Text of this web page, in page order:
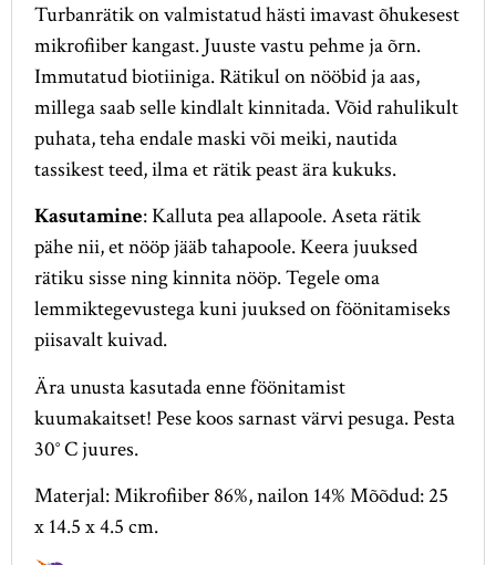
Turbanrätik on valmistatud hästi imavast õhukesest
mikrofiiber kangast. Juuste vastu pehme ja õrn.
Immutatud biotiiniga. Rätikul on nööbid ja aas,
millega saab selle kindlalt kinnitada. Võid rahulikult
puhata, teha endale maski või meiki, nautida
tassikest teed, ilma et rätik peast ära kukuks.
Kasutamine: Kalluta pea allapoole. Aseta rätik
pähe nii, et nööp jääb tahapoole. Keera juuksed
rätiku sisse ning kinnita nööp. Tegele oma
lemmiktegevustega kuni juuksed on föönitamiseks
piisavalt kuivad.
Ära unusta kasutada enne föönitamist
kuumakaitset! Pese koos sarnast värvi pesuga. Pesta
30° C juures.
Materjal: Mikrofiiber 86%, nailon 14% Mõõdud: 25
x 14.5 x 4.5 cm.